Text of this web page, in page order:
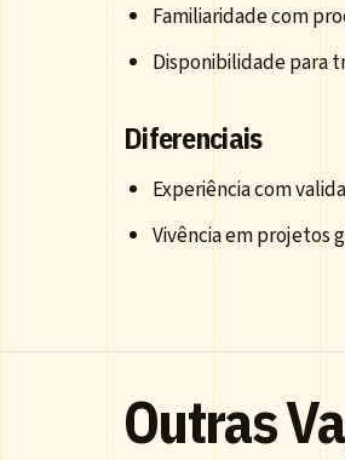
Familiaridade com
Disponibilidade para
Diferenciais
Experiência com
Vivência em projetos
Outras